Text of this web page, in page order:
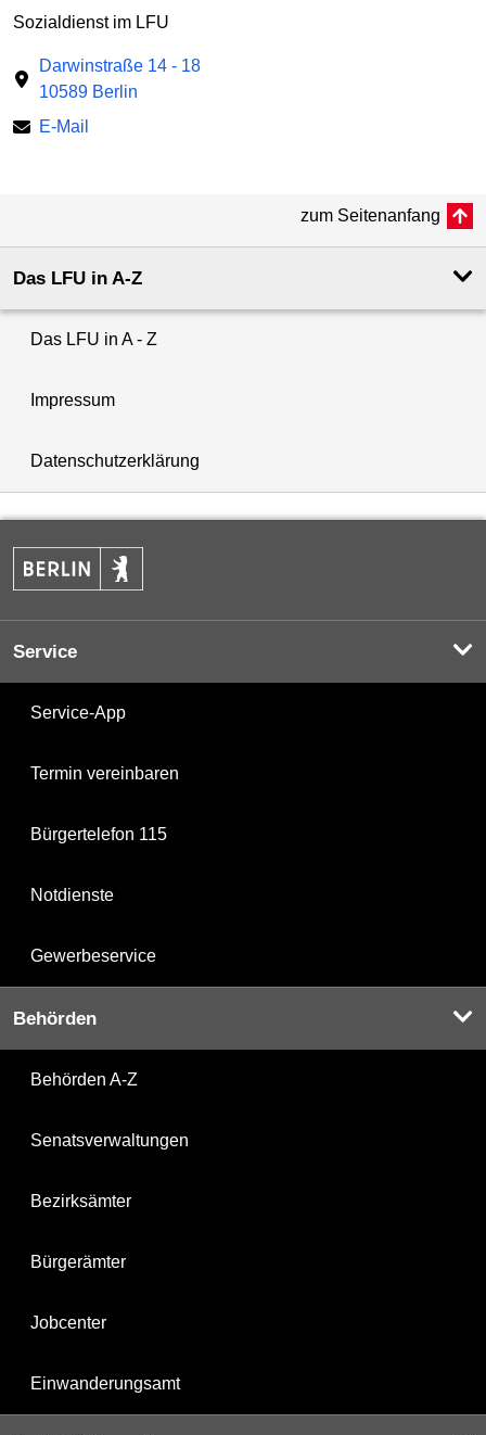
Sozialdienst im LFU
Darwinstraße 14 - 18
10589 Berlin
E-Mail
zum Seitenanfang
Das LFU in A-Z
Das LFU in A - Z
Impressum
Datenschutzerklärung
Service
Service-App
Termin vereinbaren
Bürgertelefon 115
Notdienste
Gewerbeservice
Behörden
Behörden A-Z
Senatsverwaltungen
Bezirksämter
Bürgerämter
Jobcenter
Einwanderungsamt